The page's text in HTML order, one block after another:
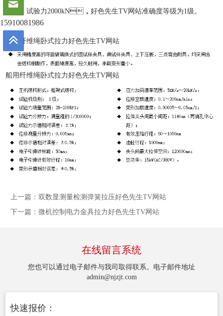
组成，试验力2000kN，好色先生TV网站准确度等级为1级。
船用纤维绳卧式拉力好色先生TV网站
船用纤维绳卧式拉力好色先生TV网站
上一篇：双数显测量检测弹簧拉压好色先生TV网站
下一篇：微机控制电力金具拉力好色先生TV网站
在线留言系统
您也可以通过电子邮件与我司取得联系。电子邮件地址
admin@njzjt.com
快速报价：
15910081986